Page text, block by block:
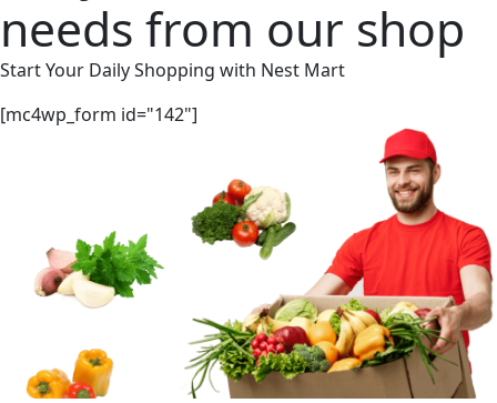
needs from our shop
Start Your Daily Shopping with Nest Mart
[mc4wp_form id="142"]